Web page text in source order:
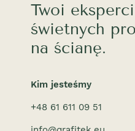
Twoi
świetnych
na ścianę.
Kim jesteśmy
+48 61 611 09 51